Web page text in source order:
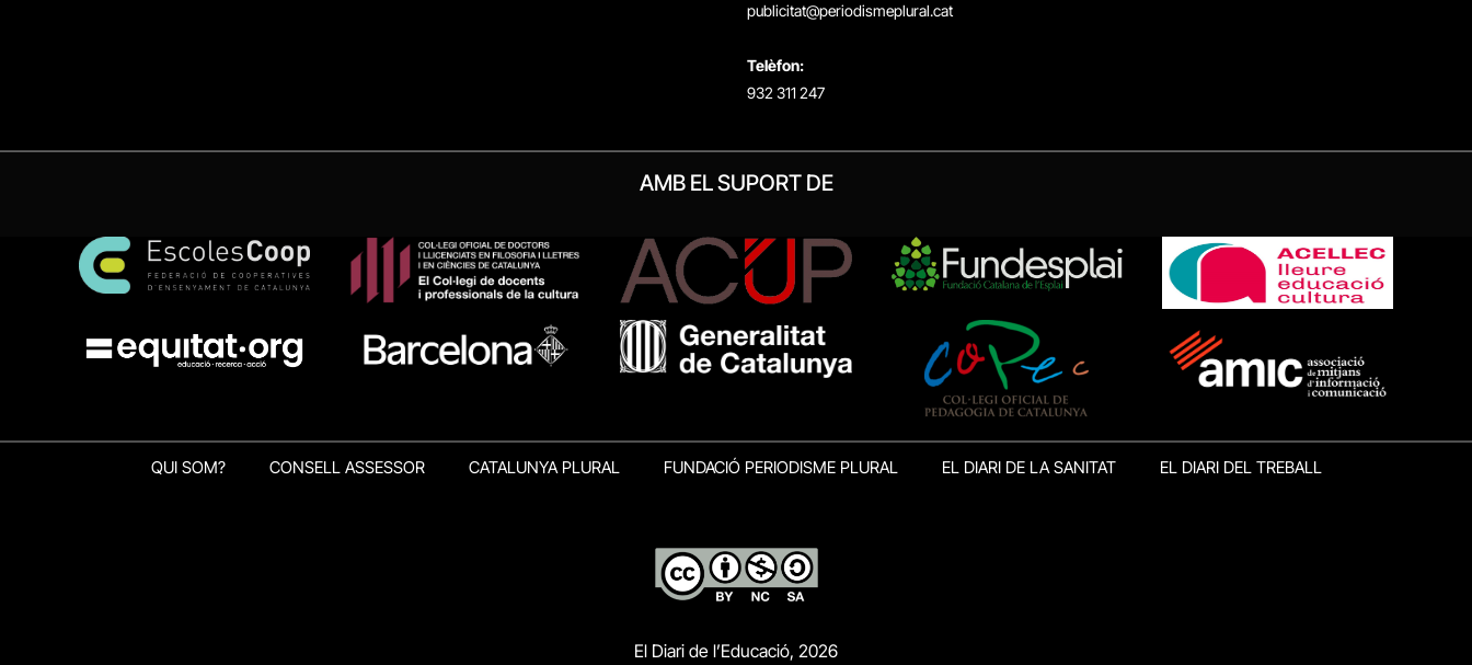
publicitat@periodismeplural.cat
Telèfon:
932 311 247
AMB EL SUPORT DE
QUI SOM? CONSELL ASSESSOR CATALUNYA PLURAL FUNDACIÓ PERIODISME PLURAL EL DIARI DE LA SANITAT EL DIARI DEL TREBALL
El Diari de l’Educació, 2026